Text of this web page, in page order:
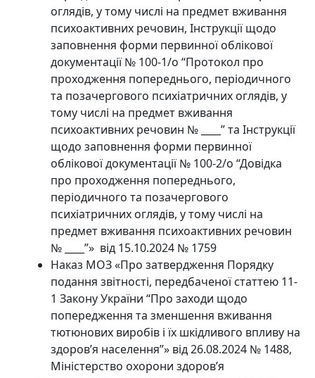
оглядів, у тому числі на предмет вживання
психоактивних речовин, Інструкції щодо
заповнення форми первинної облікової
документації № 100-1/о “Протокол про
проходження попереднього, періодичного
та позачергового психіатричних оглядів, у
тому числі на предмет вживання
психоактивних речовин № ____” та Інструкції
щодо заповнення форми первинної
облікової документації № 100-2/о “Довідка
про проходження попереднього,
періодичного та позачергового
психіатричних оглядів, у тому числі на
предмет вживання психоактивних речовин
№ ____”» від 15.10.2024 № 1759
Наказ МОЗ «Про затвердження Порядку
подання звітності, передбаченої статтею 11-
1 Закону України “Про заходи щодо
попередження та зменшення вживання
тютюнових виробів і їх шкідливого впливу на
здоров’я населення”» від 26.08.2024 № 1488,
Міністерство охорони здоров’я